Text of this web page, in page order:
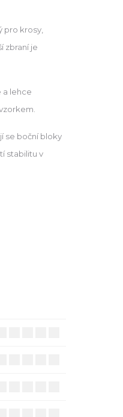
pro krosy,
zbraní je
a lehce
se boční bloky
stabilitu v